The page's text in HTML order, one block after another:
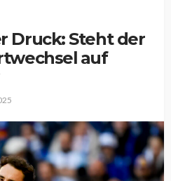
Druck: Steht der
auf